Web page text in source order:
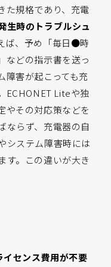
た規格であり、充電
生時のトラブルシュ
ば、予め「毎日●時
どの指示書を送っ
障害が起こっても充
ECHONET Liteや独
やその対応策などを
ならず、充電器の自
システム障害時には
す。この違いが大き
イセンス費用が不要